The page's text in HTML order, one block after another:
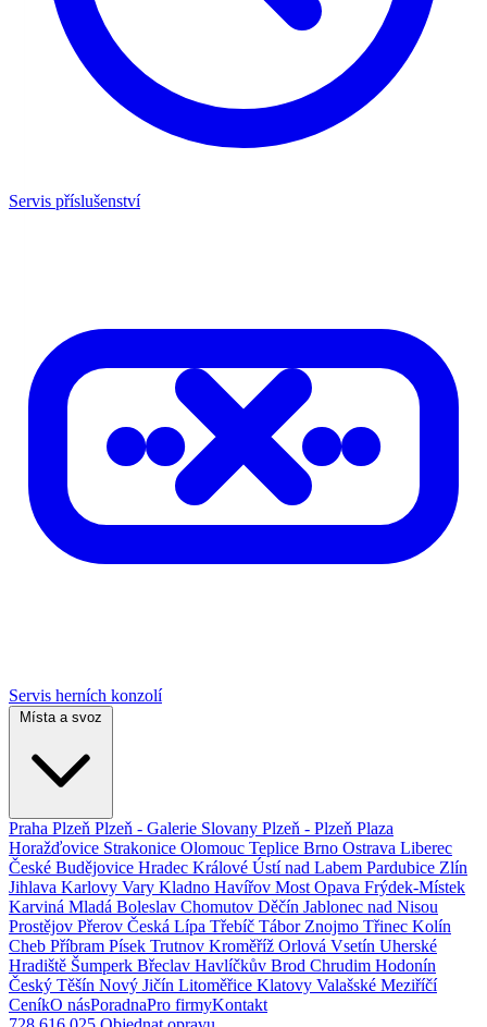
Servis příslušenství
Servis herních konzolí
Místa a svoz
Praha Plzeň Plzeň - Galerie Slovany Plzeň - Plzeň Plaza
Horažďovice Strakonice Olomouc Teplice Brno Ostrava Liberec
České Budějovice Hradec Králové Ústí nad Labem Pardubice Zlín
Jihlava Karlovy Vary Kladno Havířov Most Opava Frýdek-Místek
Karviná Mladá Boleslav Chomutov Děčín Jablonec nad Nisou
Prostějov Přerov Česká Lípa Třebíč Tábor Znojmo Třinec Kolín
Cheb Příbram Písek Trutnov Kroměříž Orlová Vsetín Uherské
Hradiště Šumperk Břeclav Havlíčkův Brod Chrudim Hodonín
Český Těšín Nový Jičín Litoměřice Klatovy Valašské Meziříčí
CeníkO násPoradnaPro firmyKontakt